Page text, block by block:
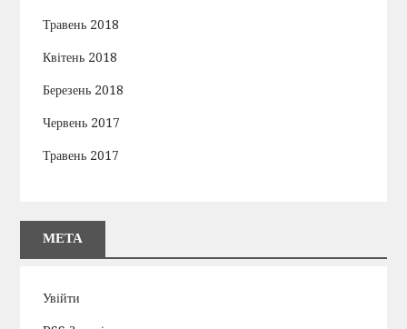
Травень 2018
Квітень 2018
Березень 2018
Червень 2017
Травень 2017
МЕТА
Увійти